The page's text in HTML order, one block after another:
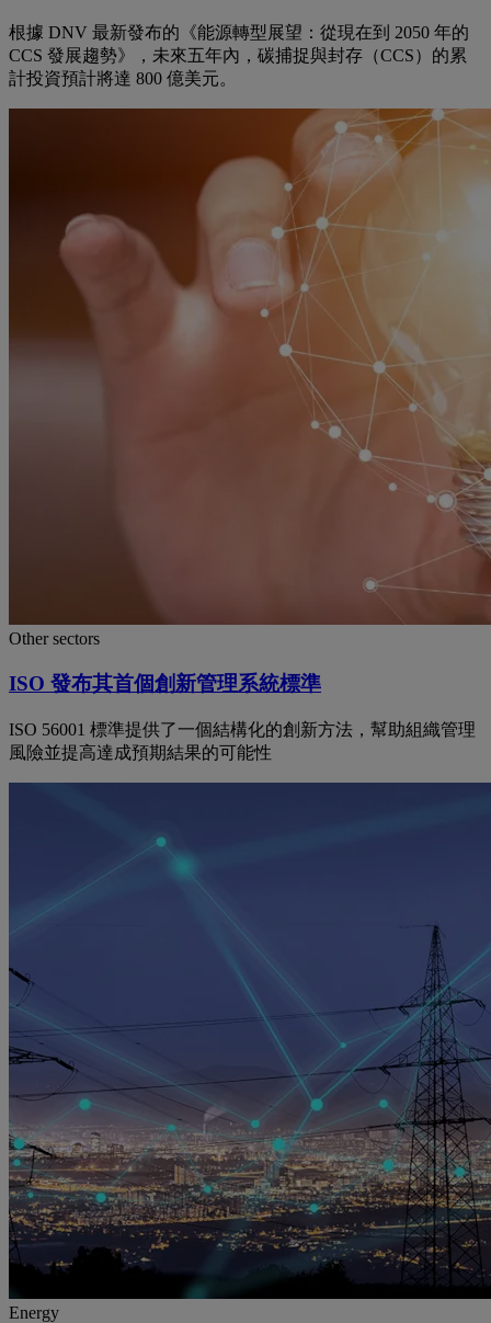
根據 DNV 最新發布的《能源轉型展望：從現在到 2050 年的
CCS 發展趨勢》，未來五年內，碳捕捉與封存（CCS）的累
計投資預計將達 800 億美元。
Other sectors
ISO 發布其首個創新管理系統標準
ISO 56001 標準提供了一個結構化的創新方法，幫助組織管理
風險並提高達成預期結果的可能性
Energy